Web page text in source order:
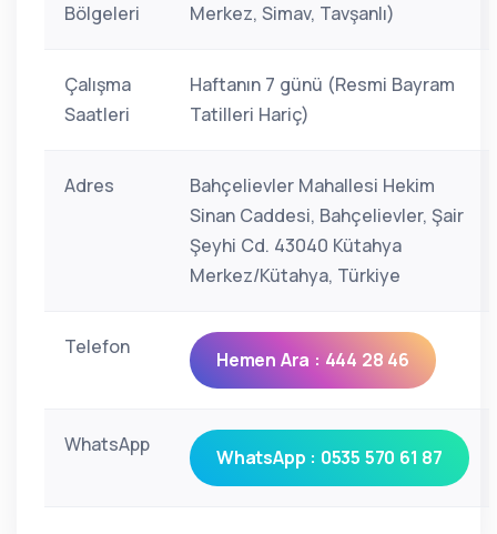
Bölgeleri
Merkez, Simav, Tavşanlı)
Çalışma
Saatleri
Haftanın 7 günü (Resmi Bayram
Tatilleri Hariç)
Adres
Bahçelievler Mahallesi Hekim
Sinan Caddesi, Bahçelievler, Şair
Şeyhi Cd. 43040 Kütahya
Merkez/Kütahya, Türkiye
Telefon
Hemen Ara : 444 28 46
WhatsApp
WhatsApp : 0535 570 61 87